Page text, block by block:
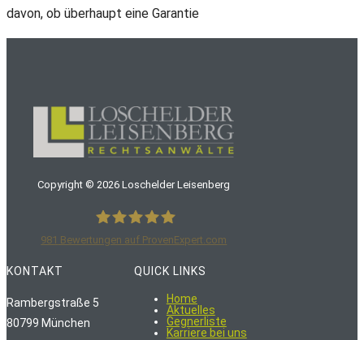
davon, ob überhaupt eine Garantie
Copyright ©2026 Loschelder Leisenberg
LoschelderLeisenberg Rechtsanwälte
981 Bewertungen auf ProvenExpert.com
KONTAKT
Rambergstraße 5
80799 München
QUICK LINKS
Home
Aktuelles
Gegnerliste
Karriere bei uns